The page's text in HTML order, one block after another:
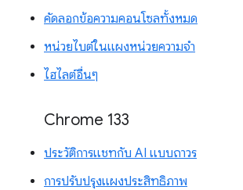
คัดลอกข้อความคอนโซลทั้งหมด
หน่วยไบต์ในแผงหน่วยความจำ
ไฮไลต์อื่นๆ
Chrome 133
ประวัติการแชทกับ AI แบบถาวร
การปรับปรุงแผงประสิทธิภาพ